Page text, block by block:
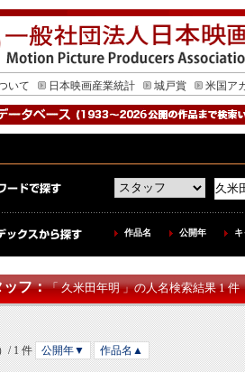
いて 日本映画産業統計 城戸賞 米国ア
作品名 公開年
ッフ：「 久米田年明 」の人名検索結果 1 件
/ 1 件 公開年▼ 作品名▲